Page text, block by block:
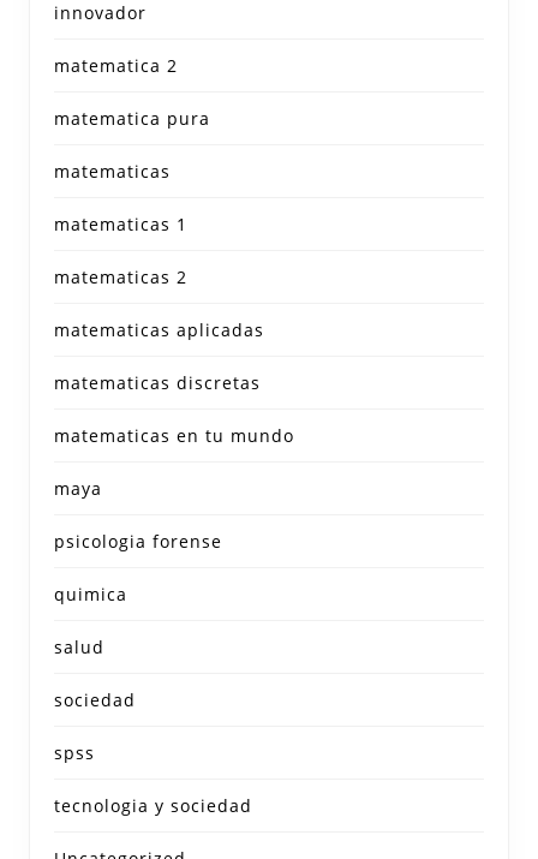
innovador
matematica 2
matematica pura
matematicas
matematicas 1
matematicas 2
matematicas aplicadas
matematicas discretas
matematicas en tu mundo
maya
psicologia forense
quimica
salud
sociedad
spss
tecnologia y sociedad